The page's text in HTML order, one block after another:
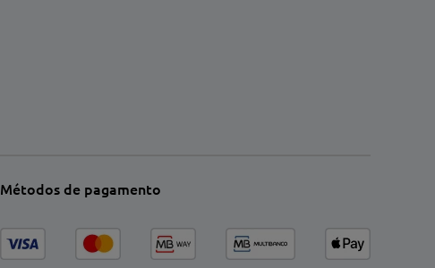
Métodos de pagamento